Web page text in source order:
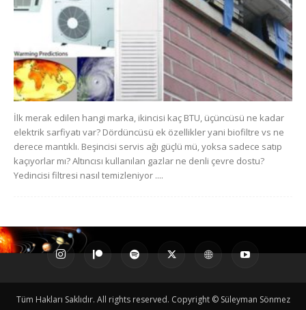
İlk merak edilen hangi marka, ikincisi kaç BTU, üçüncüsü ne kadar
elektrik sarfiyatı var? Dördüncüsü ek özellikler yani biofiltre vs ne
derece mantıklı. Beşincisi servis ağı güçlü mü, yoksa sadece satıp
kaçıyorlar mı? Altıncısı kullanılan gazlar ne denli çevre dostu?
Yedincisi filtresi nasıl temizleniyor ....
Tüm Hakları Saklıdır. All rights reserved. Copyright © Süleyman Sönmez